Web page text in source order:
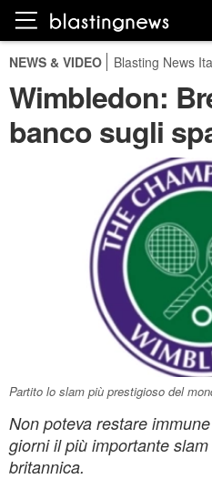
NEWS & VIDEO Blasting News
Wimbledon:
banco sugli
Partito lo slam più prestigioso del
Non poteva restare
giorni il più importante
britannica.